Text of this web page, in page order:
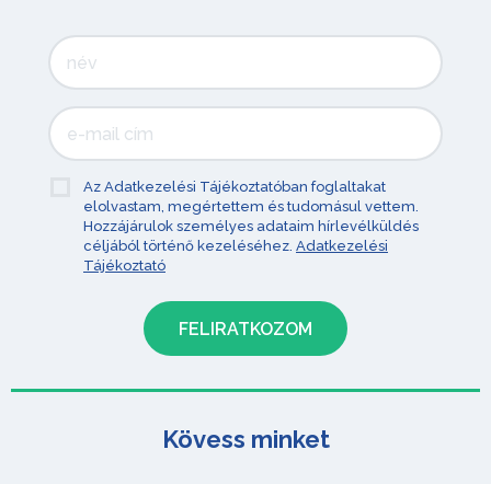
Az Adatkezelési Tájékoztatóban foglaltakat
elolvastam, megértettem és tudomásul vettem.
Hozzájárulok személyes adataim hírlevélküldés
céljából történő kezeléséhez. Adatkezelési
Tájékoztató
Kövess minket